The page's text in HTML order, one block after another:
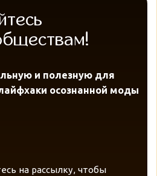
и полезную для
осознанной моды
на рассылку, чтобы